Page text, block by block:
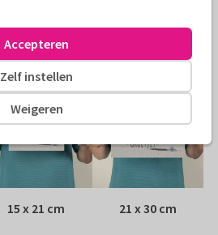
15 x 21 cm 21 x 30 cm
Weigeren
Zelf instellen
Accepteren